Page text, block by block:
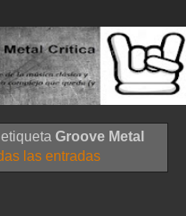
Groove Metal
las entradas